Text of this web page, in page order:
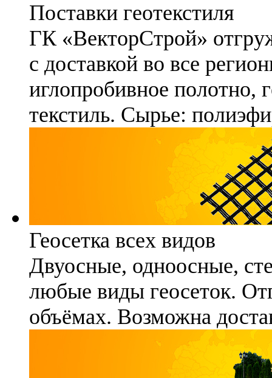
Поставки геотекстиля
ГК «ВекторСтрой»
с доставкой во все
иглопробивное полотно,
текстиль. Сырье:
Геосетка всех видов
Двуосные, одноосные,
любые виды геосеток.
объёмах. Возможна